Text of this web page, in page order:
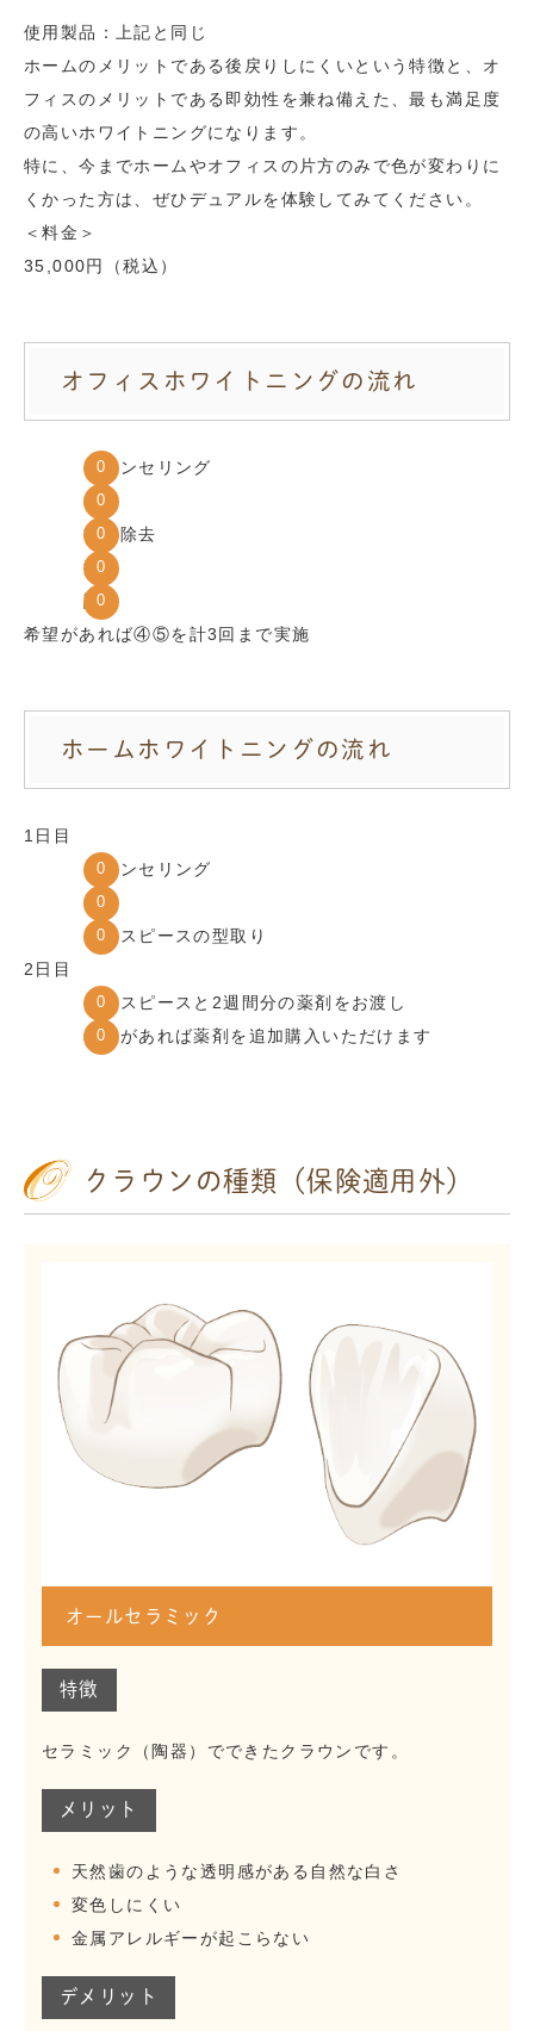
使用製品：上記と同じ
ホームのメリットである後戻りしにくいという特徴と、オ
フィスのメリットである即効性を兼ね備えた、最も満足度
の高いホワイトニングになります。
特に、今までホームやオフィスの片方のみで色が変わりに
くかった方は、ぜひデュアルを体験してみてください。
＜料金＞
35,000円（税込）
オフィスホワイトニングの流れ
カウンセリング
検査
歯垢除去
漂白
評価
希望があれば④⑤を計3回まで実施
ホームホワイトニングの流れ
1日目
カウンセリング
検査
マウスピースの型取り
2日目
マウスピースと2週間分の薬剤をお渡し
希望があれば薬剤を追加購入いただけます
クラウンの種類（保険適用外）
オールセラミック
特徴
セラミック（陶器）でできたクラウンです。
メリット
天然歯のような透明感がある自然な白さ
変色しにくい
金属アレルギーが起こらない
デメリット